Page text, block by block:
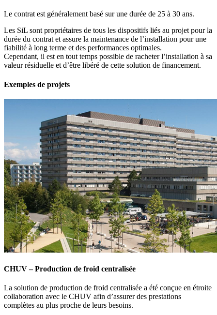
Le contrat est généralement basé sur une durée de 25 à 30 ans.
Les SiL sont propriétaires de tous les dispositifs liés au projet pour la
durée du contrat et assure la maintenance de l’installation pour une
fiabilité à long terme et des performances optimales.
Cependant, il est en tout temps possible de racheter l’installation à sa
valeur résiduelle et d’être libéré de cette solution de financement.
Exemples de projets
CHUV – Production de froid centralisée
La solution de production de froid centralisée a été conçue en étroite
collaboration avec le CHUV afin d’assurer des prestations
complètes au plus proche de leurs besoins.